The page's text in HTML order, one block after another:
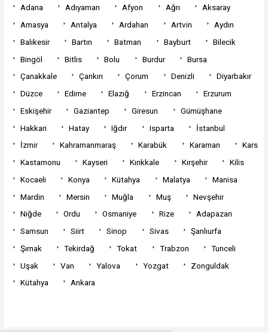
Adana Adıyaman Afyon Ağrı
Aksaray
Amasya
Antalya Ardahan Artvin
Aydın
Balıkesir
Bartın Batman Bayburt
Bilecik
Bingöl
Bitlis Bolu Burdur
Bursa
Çanakkale
Çankırı Çorum Denizli
Diyarbakır
Düzce
Edirne Elazığ Erzincan
Erzurum
Eskişehir
Gaziantep Giresun
Gümüşhane
Hakkari
Hatay Iğdır Isparta
İstanbul
İzmir
Kahramanmaraş Karabük Karaman
Kars
Kastamonu
Kayseri Kırıkkale Kırşehir
Kilis
Kocaeli
Konya Kütahya Malatya
Manisa
Mardin
Mersin Muğla Muş
Nevşehir
Niğde
Ordu Osmaniye Rize
Adapazarı
Samsun
Siirt Sinop Sivas
Şanlıurfa
Şırnak
Tekirdağ Tokat Trabzon
Tunceli
Uşak
Van Yalova Yozgat
Zonguldak
Kütahya
Ankara